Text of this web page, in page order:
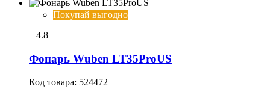
Покупай выгодно
4.8
Фонарь Wuben LT35ProUS
Код товара: 524472